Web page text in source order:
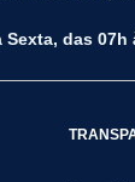
das 07h